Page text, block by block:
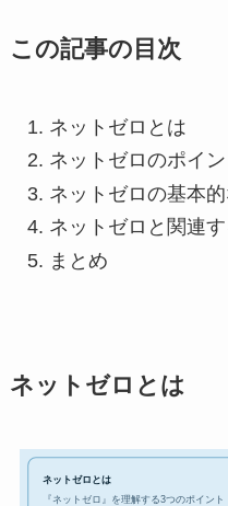
この記事の目次
ネットゼロとは
ネットゼロのポイン
ネットゼロの基本
ネットゼロと関連
まとめ
ネットゼロとは
ネットゼロとは
『ネットゼロ』を理解する3つのポイント